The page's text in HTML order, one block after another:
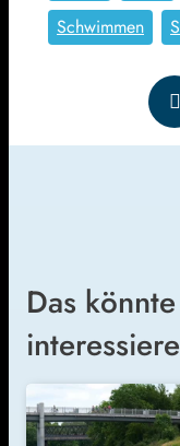
Schwimmen
Das